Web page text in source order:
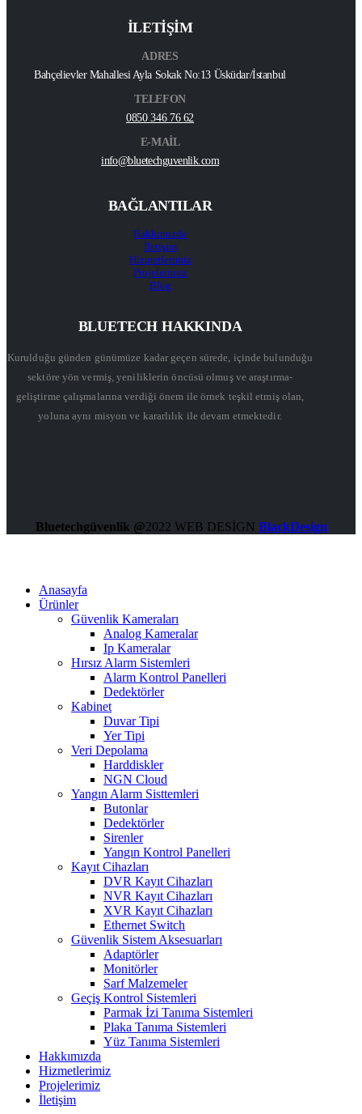
İLETİŞİM
ADRES
Bahçelievler Mahallesi Ayla Sokak No:13 Üsküdar/İstanbul
TELEFON
0850 346 76 62
E-MAİL
info@bluetechguvenlik.com
BAĞLANTILAR
Hakkımızda
İletişim
Hizmetlerimiz
Projelerimiz
Blog
BLUETECH HAKKINDA
Kurulduğu günden günümüze kadar geçen sürede, içinde bulunduğu
sektöre yön vermiş, yeniliklerin öncüsü olmuş ve araştırma-
geliştirme çalışmalarına verdiği önem ile örnek teşkil etmiş olan,
yoluna aynı misyon ve kararlılık ile devam etmektedir.
Bluetechgüvenlik @2022 WEB DESİGN BlackDesign
Anasayfa
Ürünler
Güvenlik Kameraları
Analog Kameralar
Ip Kameralar
Hırsız Alarm Sistemleri
Alarm Kontrol Panelleri
Dedektörler
Kabinet
Duvar Tipi
Yer Tipi
Veri Depolama
Harddiskler
NGN Cloud
Yangın Alarm Sisttemleri
Butonlar
Dedektörler
Sirenler
Yangın Kontrol Panelleri
Kayıt Cihazları
DVR Kayıt Cihazları
NVR Kayıt Cihazları
XVR Kayıt Cihazları
Ethernet Switch
Güvenlik Sistem Aksesuarları
Adaptörler
Monitörler
Sarf Malzemeler
Geçiş Kontrol Sistemleri
Parmak İzi Tanıma Sistemleri
Plaka Tanıma Sistemleri
Yüz Tanıma Sistemleri
Hakkımızda
Hizmetlerimiz
Projelerimiz
İletişim